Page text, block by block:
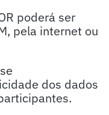
poderá ser
pela internet ou
dos dados